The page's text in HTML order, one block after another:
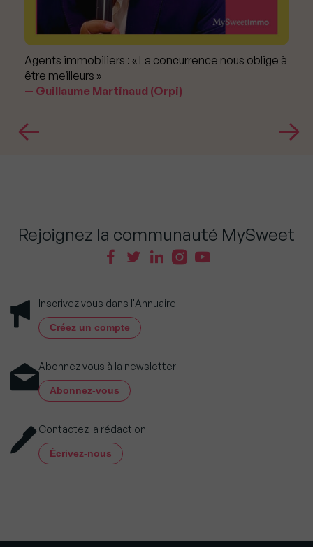
Agents immobiliers : « La concurrence nous oblige à
être meilleurs »
Guillaume Martinaud (Orpi)
Rejoignez la communauté MySweet
Inscrivez vous dans l'Annuaire
Créez un compte
Abonnez vous à la newsletter
Abonnez-vous
Contactez la rédaction
Écrivez-nous